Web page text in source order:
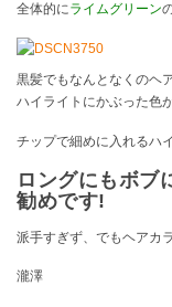
全体的にライムグリーン
黒髪でもなんとなくのヘ
ハイライトにかぶった色
チップで細めに入れるハ
ロングにもボブ
勧めです!
派手すぎず、でもヘアカ
瀧澤